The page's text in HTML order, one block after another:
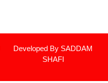
Developed By SADDAM
SHAFI